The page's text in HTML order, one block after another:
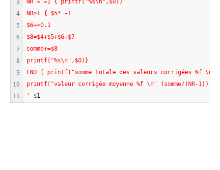
3
4
5
6
7
8
9
10
NR = =1 { printf("%s\n",$0)}
NR>1 { $5*=-1
$6+=0.1
$8=$4+$5+$6+$7
somme+=$8
printf("%s\n",$0)}
END { printf("somme totale des valeurs corrigées %f
printf("valeur corrigée moyenne %f \n" (somme/(NR-1))
'
$1